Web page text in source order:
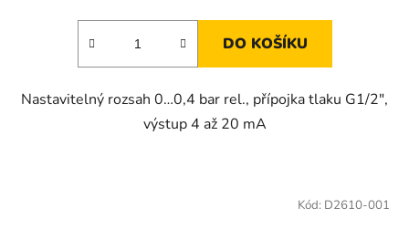
DO KOŠÍKU
Nastavitelný rozsah 0…0,4 bar rel., přípojka tlaku G1/2",
výstup 4 až 20 mA
Kód: D2610-001